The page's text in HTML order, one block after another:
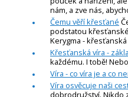
nám, a zve nás,
Čemu věří křesťané
podstatou křesťanské
Kerygma -
Křesťanská víra -
každému. I tobě!
Víra - co víra je a co
Víra osvěcuje naši